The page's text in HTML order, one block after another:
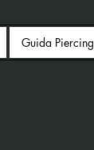
Guida Piercing